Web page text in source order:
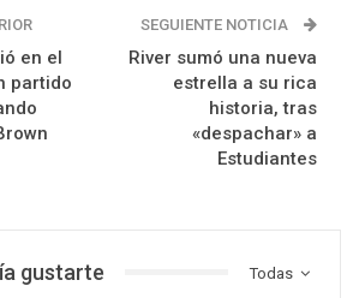
en el
partido
SEGUIENTE NOTICIA
River sumó una nueva
estrella a su rica
historia, tras
«despachar» a
Estudiantes
Todas
gustarte